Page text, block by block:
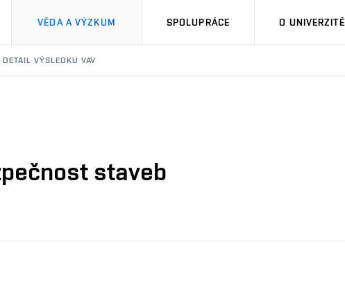
VĚDA A VÝZKUM SPOLUPRÁCE O UNIVERZITĚ
DETAIL VÝSLEDKU VAV
staveb